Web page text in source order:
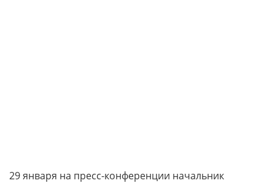
29 января на пресс-конференции начальник